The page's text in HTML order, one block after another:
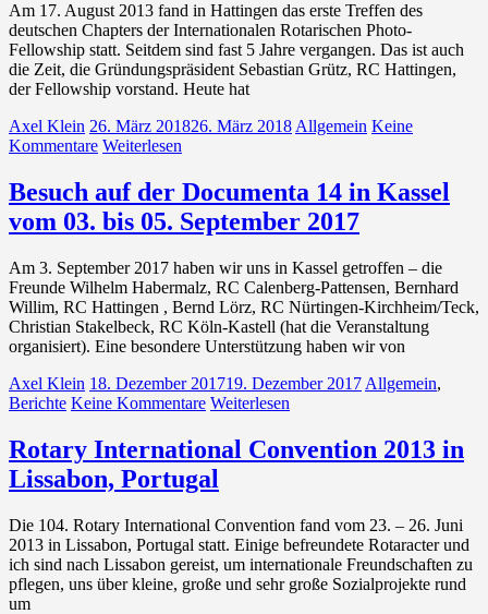
Am 17. August 2013 fand in Hattingen das erste Treffen des
deutschen Chapters der Internationalen Rotarischen Photo-
Fellowship statt. Seitdem sind fast 5 Jahre vergangen. Das ist auch
die Zeit, die Gründungspräsident Sebastian Grütz, RC Hattingen,
der Fellowship vorstand. Heute hat
Axel Klein 26. März 201826. März 2018 Allgemein Keine
Kommentare Weiterlesen
Besuch auf der Documenta 14 in Kassel
vom 03. bis 05. September 2017
Am 3. September 2017 haben wir uns in Kassel getroffen – die
Freunde Wilhelm Habermalz, RC Calenberg-Pattensen, Bernhard
Willim, RC Hattingen , Bernd Lörz, RC Nürtingen-Kirchheim/Teck,
Christian Stakelbeck, RC Köln-Kastell (hat die Veranstaltung
organisiert). Eine besondere Unterstützung haben wir von
Axel Klein 18. Dezember 201719. Dezember 2017 Allgemein,
Berichte Keine Kommentare Weiterlesen
Rotary International Convention 2013 in
Lissabon, Portugal
Die 104. Rotary International Convention fand vom 23. – 26. Juni
2013 in Lissabon, Portugal statt. Einige befreundete Rotaracter und
ich sind nach Lissabon gereist, um internationale Freundschaften zu
pflegen, uns über kleine, große und sehr große Sozialprojekte rund
um